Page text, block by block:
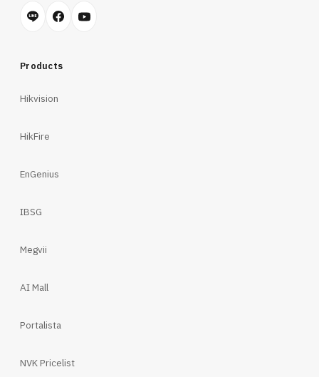
Products
Hikvision
HikFire
EnGenius
IBSG
Megvii
AI Mall
Portalista
NVK Pricelist